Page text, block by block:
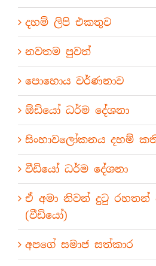
දහම් ලිපි එකතුව
නවතම පුවත්
පොහොය වර්ණනාව
ඕඩියෝ ධර්ම දේශනා
සිංහාවලෝකනය දහම්
වීඩියෝ ධර්ම දේශනා
ඒ අමා නිවන් දුටු රහතන්
(වීඩියෝ)
අපගේ සමාජ සත්කාර